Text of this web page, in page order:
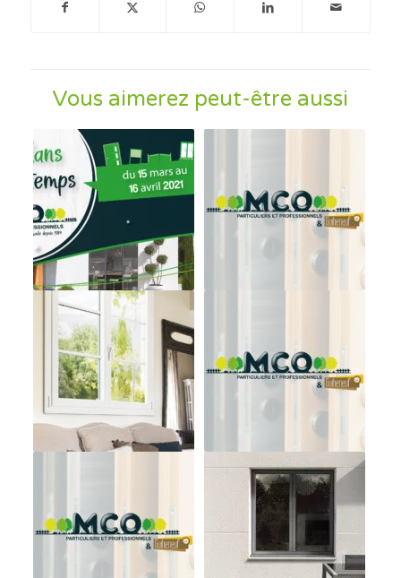
Vous aimerez peut-être aussi